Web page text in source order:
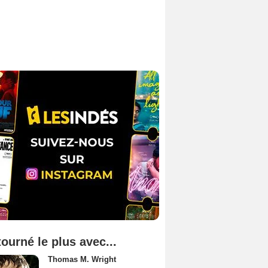
le plus avec...
Thomas M. Wright